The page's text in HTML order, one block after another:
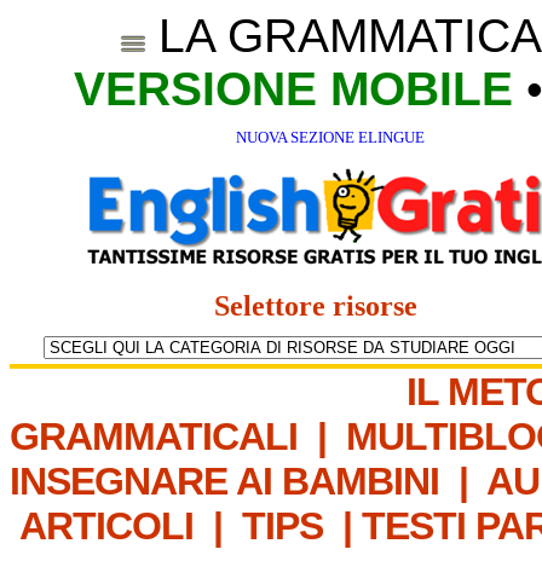
LA
VERSIONE MOBILE
NUOVA SEZIONE ELINGUE
Selettore risorse
IL
GRAMMATICALI |
INSEGNARE AI BAMBINI |
ARTICOLI | TIPS | TESTI